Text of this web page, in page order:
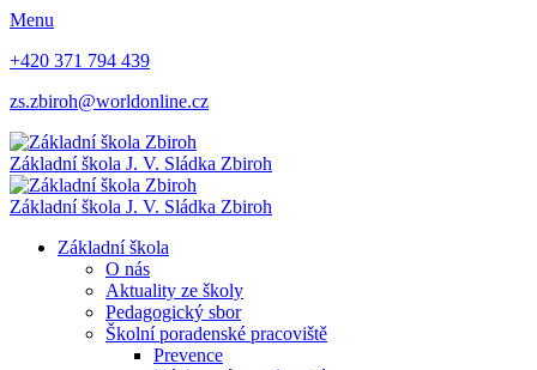
Menu
+420 371 794 439
zs.zbiroh@worldonline.cz
Základní škola J. V. Sládka Zbiroh
Základní škola J. V. Sládka Zbiroh
Základní škola
O nás
Aktuality ze školy
Pedagogický sbor
Školní poradenské pracoviště
Prevence